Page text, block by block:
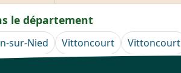
le département
sur-Nied Vittoncourt Vittoncourt